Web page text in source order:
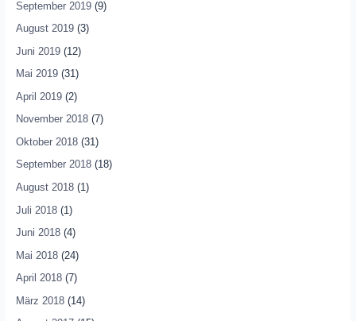
September 2019(9)
August 2019(3)
Juni 2019(12)
Mai 2019(31)
April 2019(2)
November 2018(7)
Oktober 2018(31)
September 2018(18)
August 2018(1)
Juli 2018(1)
Juni 2018(4)
Mai 2018(24)
April 2018(7)
März 2018(14)